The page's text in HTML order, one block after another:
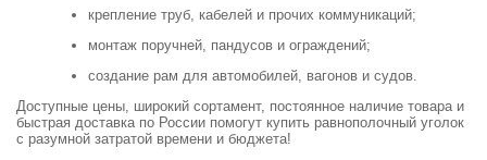
крепление труб, кабелей и прочих коммуникаций;
монтаж поручней, пандусов и ограждений;
создание рам для автомобилей, вагонов и судов.
Доступные цены, широкий сортамент, постоянное наличие товара и
быстрая доставка по России помогут купить равнополочный уголок
с разумной затратой времени и бюджета!